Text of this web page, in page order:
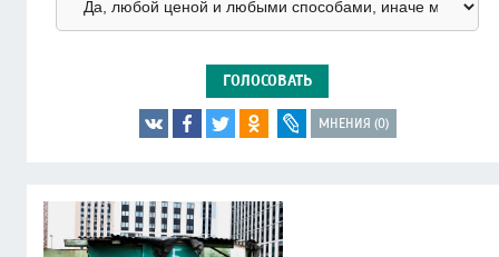
ГОЛОСОВАТЬ
МНЕНИЯ (0)